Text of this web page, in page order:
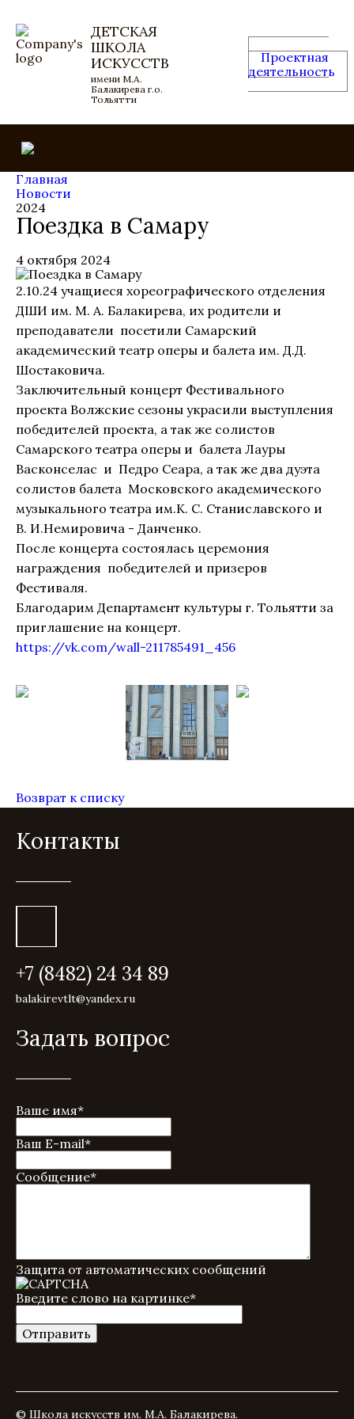
ДЕТСКАЯ
ШКОЛА
ИСКУССТВ
имени М.А.
Балакирева г.о.
Тольятти
Проектная
деятельность
Главная
Новости
2024
Поездка в Самару
4 октября 2024
2.10.24 учащиеся хореографического отделения
ДШИ им. М. А. Балакирева, их родители и
преподаватели посетили Самарский
академический театр оперы и балета им. Д.Д.
Шостаковича.
Заключительный концерт Фестивального
проекта Волжские сезоны украсили выступления
победителей проекта, а так же солистов
Самарского театра оперы и балета Лауры
Васконселас и Педро Сеара, а так же два дуэта
солистов балета Московского академического
музыкального театра им.К. С. Станиславского и
В. И.Немировича - Данченко.
После концерта состоялась церемония
награждения победителей и призеров
Фестиваля.
Благодарим Департамент культуры г. Тольятти за
приглашение на концерт.
https://vk.com/wall-211785491_456
Возврат к списку
Контакты
+7 (8482) 24 34 89
balakirevtlt@yandex.ru
Задать вопрос
Ваше имя*
Ваш E-mail*
Сообщение*
Защита от автоматических сообщений
Введите слово на картинке*
© Школа искусств им. М.А. Балакирева.